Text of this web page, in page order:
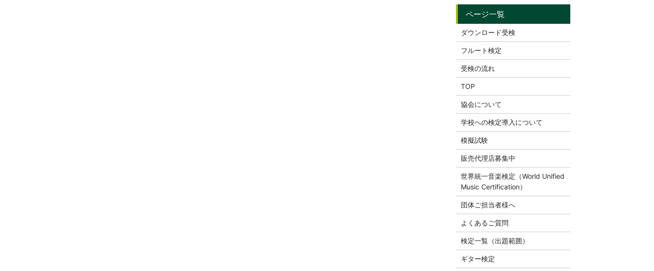
ダウンロード受検
フルート検定
受検の流れ
TOP
協会について
学校への検定導入について
模擬試験
販売代理店募集中
世界統一音楽検定（World Unified
Music Certification）
団体ご担当者様へ
よくあるご質問
検定一覧（出題範囲）
ギター検定